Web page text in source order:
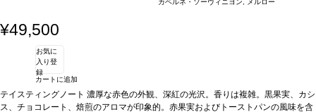
カベルネ・ソーヴィニヨン, メルロー
¥49,500
お気に
入り登
録
カートに追加
テイスティングノート 濃厚な赤色の外観、深紅の光沢。香りは複雑。黒果実、カシ
ス、チョコレート、焙煎のアロマが印象的。赤果実およびトーストパンの風味を含